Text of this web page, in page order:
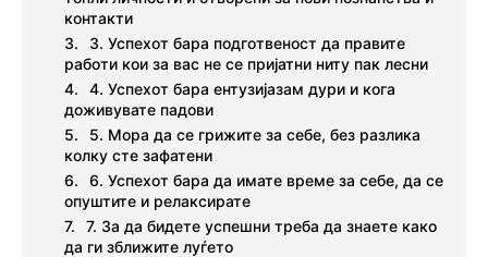
контакти
3. Успехот бара подготвеност да правите
работи кои за вас не се пријатни ниту пак лесни
4. Успехот бара ентузијазам дури и кога
доживувате падови
5. Мора да се грижите за себе, без разлика
колку сте зафатени
6. Успехот бара да имате време за себе, да се
опуштите и релаксирате
7. За да бидете успешни треба да знаете како
да ги зближите луѓето